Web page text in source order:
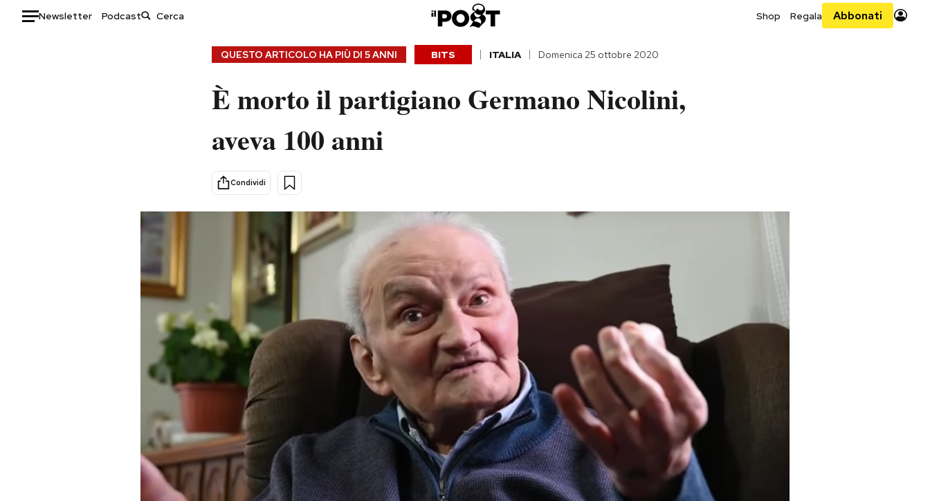
Newsletter Podcast Shop Regala Abbonati
Storie/Idee
Ok Boomer!
Media
Mondiali calcio 2026
QUESTO ARTICOLO HA PIÙ DI 5 ANNI BITS ITALIA Domenica 25 ottobre 2020
È morto il partigiano Germano Nicolini,
aveva 100 anni
Condividi